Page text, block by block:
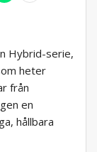
Hybrid-serie,
heter
från
en
hållbara